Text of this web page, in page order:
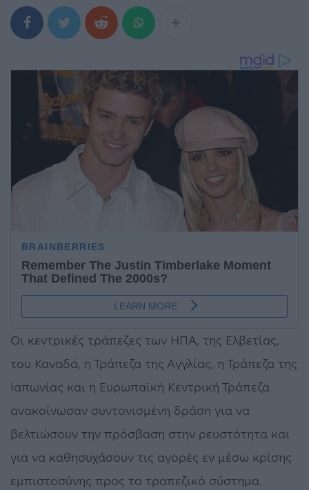
Oι κεντρικές τράπεζες των ΗΠΑ, της Ελβετίας,
του Καναδά, η Τράπεζα της Αγγλίας, η Τράπεζα της
Ιαπωνίας και η Ευρωπαϊκή Κεντρική Τράπεζα
ανακοίνωσαν συντονισμένη δράση για να
βελτιώσουν την πρόσβαση στην ρευστότητα και
για να καθησυχάσουν τις αγορές εν μέσω κρίσης
εμπιστοσύνης προς το τραπεζικό σύστημα.